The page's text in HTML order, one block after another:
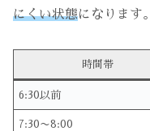
にくい状態になります。
時間帯
6:30以前
7:30〜8:00